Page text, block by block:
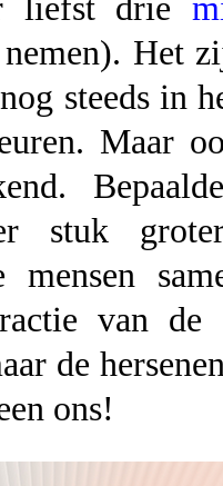
liefst drie
Het
steeds in
Maar
stuk
mensen
van
de
ons!